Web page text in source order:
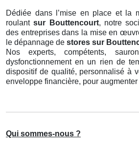
Dédiée dans l’mise en place et la
roulantsur Bouttencourt, notre
des entreprises dans la mise en
le dépannage de stores sur
Nos experts, compétents,
dysfonctionnement en un rien de
dispositif de qualité, personnalisé à
enveloppe financière, pour
Qui sommes-nous ?